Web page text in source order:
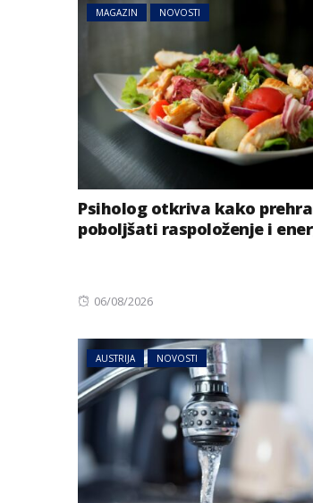
MAGAZIN NOVOSTI
Psiholog otkriva kako
poboljšati raspoloženje i
Posted
06/08/2026
AUSTRIJA NOVOSTI